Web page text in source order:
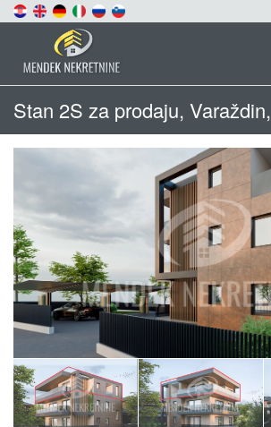
Stan 2S za prodaju, Varaždin,